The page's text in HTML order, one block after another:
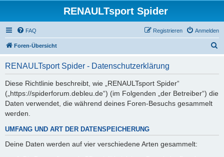
RENAULTsport Spider
FAQ Anmelden
Registrieren
Foren-Übersicht
RENAULTsport Spider - Datenschutzerklärung
Diese Richtlinie beschreibt, wie „RENAULTsport Spider“
(„https://spiderforum.debleu.de“) (im Folgenden „der Betreiber“) die
Daten verwendet, die während deines Foren-Besuchs gesammelt
werden.
UMFANG UND ART DER DATENSPEICHERUNG
Deine Daten werden auf vier verschiedene Arten gesammelt: